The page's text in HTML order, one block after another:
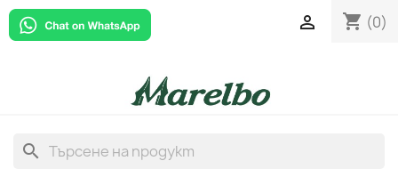
shopping_cart (0)

search